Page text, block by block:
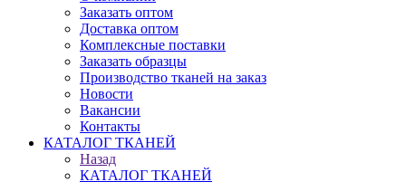
Заказать оптом
Доставка оптом
Комплексные поставки
Заказать образцы
Производство тканей на заказ
Новости
Вакансии
Контакты
КАТАЛОГ ТКАНЕЙ
Назад
КАТАЛОГ ТКАНЕЙ